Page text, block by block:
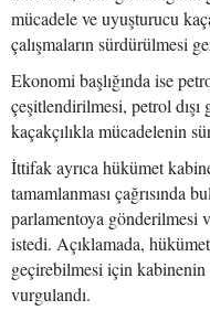
mücadele ve uyuşturucu
çalışmaların sürdürülmesi
Ekonomi başlığında ise
çeşitlendirilmesi, petrol dışı
kaçakçılıkla mücadelenin
İttifak ayrıca hükümet
tamamlanması çağrısında
parlamentoya gönderilmesi
istedi. Açıklamada,
geçirebilmesi için kabinenin
vurgulandı.